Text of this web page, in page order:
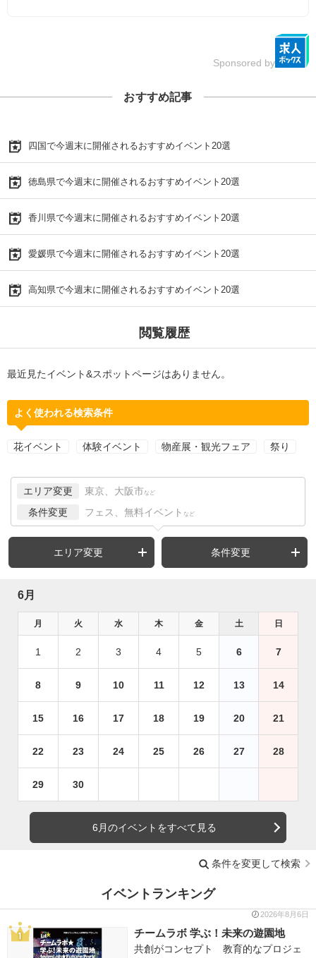
Sponsored by
おすすめ記事
四国で今週末に開催されるおすすめイベント20選
徳島県で今週末に開催されるおすすめイベント20選
香川県で今週末に開催されるおすすめイベント20選
愛媛県で今週末に開催されるおすすめイベント20選
高知県で今週末に開催されるおすすめイベント20選
閲覧履歴
最近見たイベント&スポットページはありません。
よく使われる検索条件
花イベント 体験イベント 物産展・観光フェア 祭り
エリア変更 東京、大阪市 など
条件変更 フェス、無料イベント など
エリア変更 条件変更
6月
月 火 水 木 金 土 日
1 2 3 4 5 6 7
8 9 10 11 12 13 14
15 16 17 18 19 20 21
22 23 24 25 26 27 28
29 30
6月のイベントをすべて見る
条件を変更して検索
イベントランキング
2026年8月6日
チームラボ 学ぶ！未来の遊園地
共創がコンセプト 教育的なプロジェ